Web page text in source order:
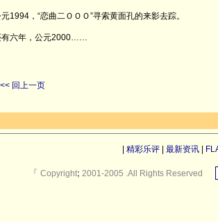
1994，“恋曲二ＯＯＯ”寻索黄面孔的来影去踪。
有六年，公元2000……
回上一页
精彩乐评| 最新资讯|
『 Copyright; 2001-2005 .All Rights Reserved